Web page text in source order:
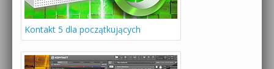
Kontakt 5 dla początkujących